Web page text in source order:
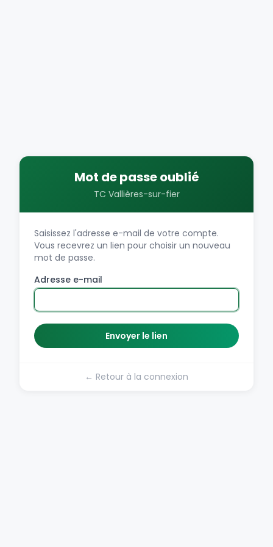
Mot de passe oublié
TC Vallières-sur-fier
Saisissez l'adresse e-mail de votre compte.
Vous recevrez un lien pour choisir un nouveau
mot de passe.
Adresse e-mail
Envoyer le lien
← Retour à la connexion